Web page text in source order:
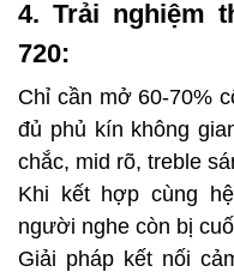
4. Trải nghiệm
720:
Chỉ cần mở 60-70%
đủ phủ kín không
chắc, mid rõ, treble
Khi kết hợp cùng
người nghe còn bị
Giải pháp kết nối